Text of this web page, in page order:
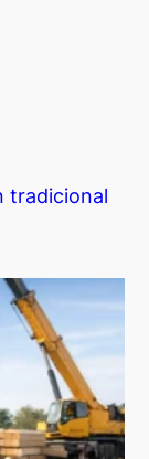
tradicional